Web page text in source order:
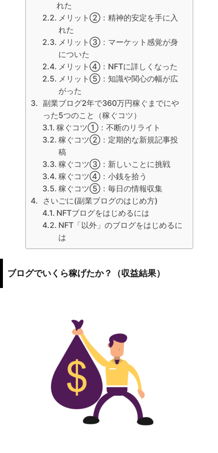
れた
メリット②：精神的安定を手に入
れた
メリット③：マーケット感覚が身
についた
メリット④：NFTに詳しくなった
メリット⑤：知識や関心の幅が広
がった
副業ブログ2年で360万円稼ぐまでにや
った5つのこと（稼ぐコツ）
稼ぐコツ①：不断のリライト
稼ぐコツ②：定期的な新規記事投
稿
稼ぐコツ③：新しいことに挑戦
稼ぐコツ④：小銭を拾う
稼ぐコツ⑤：毎日の情報収集
さいごに(副業ブログのはじめ方)
NFTブログをはじめるには
NFT「以外」のブログをはじめるに
は
ブログでいくら稼げたか？（収益結果）